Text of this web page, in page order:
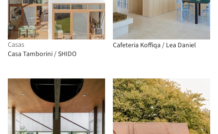
Casas
Casa Tamborini / SHIDO
Cafeteria Koffiqa / Lea Daniel